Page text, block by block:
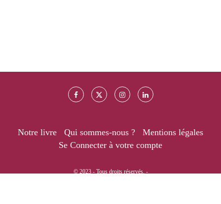
Notre livre Qui sommes-nous ?
Mentions légales
Se Connecter à votre compte
© 2023 - Tous droits réservés. -